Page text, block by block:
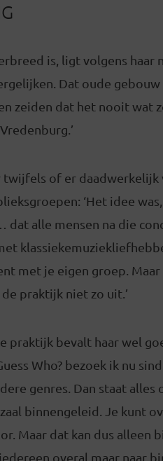
is, ligt volgens haar
Dat oude
zeiden dat het nooit wat
twijfels of er
‘Het idee
dat alle mensen na die
met je eigen groep.
praktijk niet zo uit.’
praktijk bevalt haar wel
Who? bezoek ik nu
genres. Dan staat
binnengeleid. Je kunt
Maar dat kan dus alleen
overal maar naar